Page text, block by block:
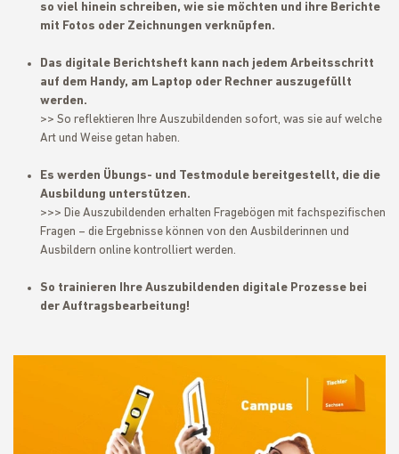
so viel hinein schreiben, wie sie möchten und ihre Berichte
mit Fotos oder Zeichnungen verknüpfen.
Das digitale Berichtsheft kann nach jedem Arbeitsschritt
auf dem Handy, am Laptop oder Rechner auszugefüllt
werden.
>> So reflektieren Ihre Auszubildenden sofort, was sie auf welche
Art und Weise getan haben.
Es werden Übungs- und Testmodule bereitgestellt, die die
Ausbildung unterstützen.
>>> Die Auszubildenden erhalten Fragebögen mit fachspezifischen
Fragen – die Ergebnisse können von den Ausbilderinnen und
Ausbildern online kontrolliert werden.
So trainieren Ihre Auszubildenden digitale Prozesse bei
der Auftragsbearbeitung!